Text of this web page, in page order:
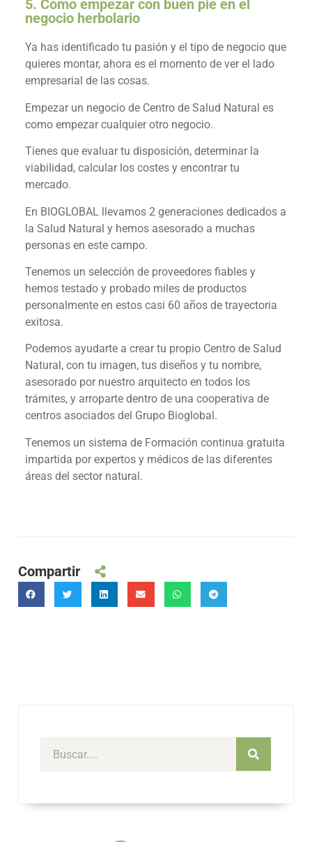
5. Cómo empezar con buen pie en el
negocio herbolario
Ya has identificado tu pasión y el tipo de negocio que
quieres montar, ahora es el momento de ver el lado
empresarial de las cosas.
Empezar un negocio de Centro de Salud Natural es
como empezar cualquier otro negocio.
Tienes que evaluar tu disposición, determinar la
viabilidad, calcular los costes y encontrar tu
mercado.
En BIOGLOBAL llevamos 2 generaciones dedicados a
la Salud Natural y hemos asesorado a muchas
personas en este campo.
Tenemos un selección de proveedores fiables y
hemos testado y probado miles de productos
personalmente en estos casi 60 años de trayectoria
exitosa.
Podemos ayudarte a crear tu propio Centro de Salud
Natural, con tu imagen, tus diseños y tu nombre,
asesorado por nuestro arquitecto en todos los
trámites, y arroparte dentro de una cooperativa de
centros asociados del Grupo Bioglobal.
Tenemos un sistema de Formación continua gratuita
impartida por expertos y médicos de las diferentes
áreas del sector natural.
Compartir